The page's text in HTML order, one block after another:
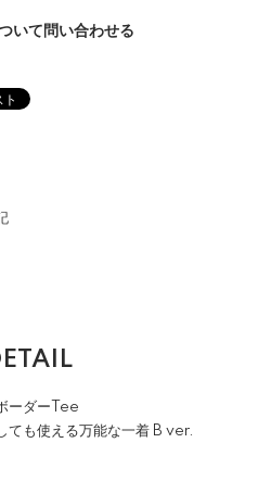
いて問い合わせる
ーダーTee
ても使える万能な一着 B ver.